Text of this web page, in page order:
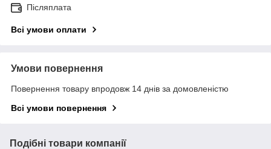
Післяплата
Всі умови оплати
Умови повернення
Повернення товару впродовж 14 днів за домовленістю
Всі умови повернення
Подібні товари компанії